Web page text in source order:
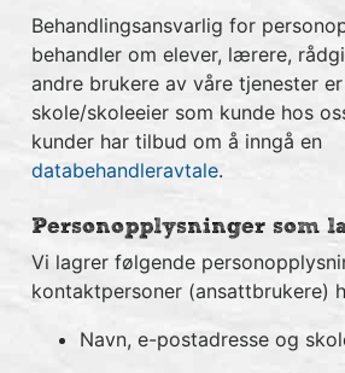
Behandlingsansvarlig for
behandler om elever, lærere,
andre brukere av våre tjenester
skole/skoleeier som kunde hos
kunder har tilbud om å inngå en
databehandleravtale.
Personopplysninger som
Vi lagrer følgende
kontaktpersoner (ansattbrukere)
Navn, e-postadresse og